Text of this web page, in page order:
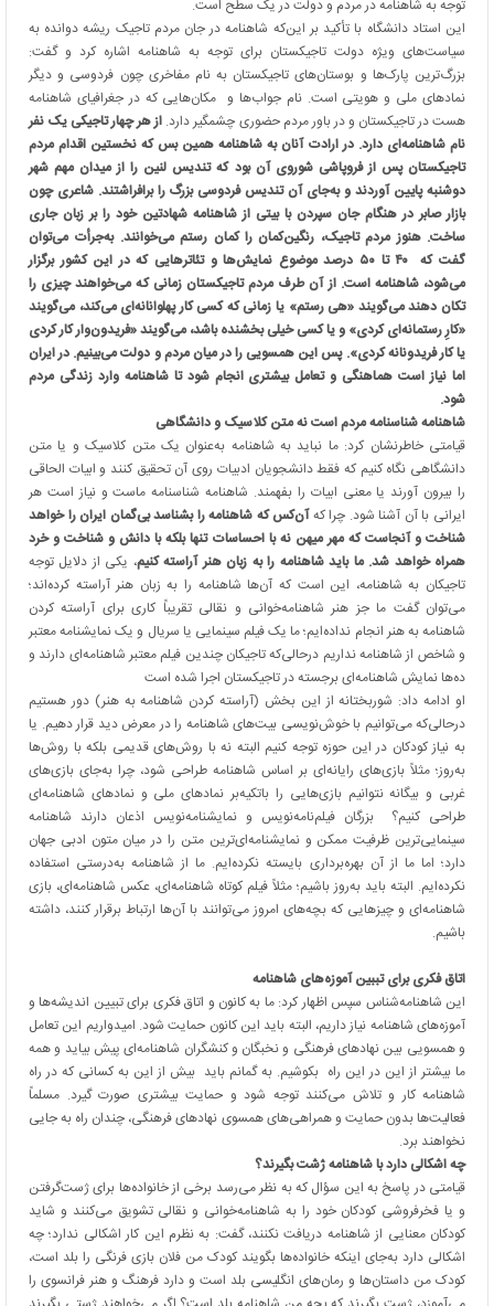
توجه به شاهنامه در مردم و دولت در یک سطح است.
این استاد دانشگاه با تأکید بر این‌که شاهنامه در جان مردم تاجیک ریشه دوانده به
سیاست‌های ویژه دولت تاجیکستان برای توجه به شاهنامه اشاره کرد و گفت:
بزرگ‌ترین پارک‌ها و بوستان‌های تاجیکستان به نام مفاخری چون فردوسی و دیگر
نمادهای ملی و هویتی است. نام جواب‌ها و مکان‌هایی که در جغرافیای شاهنامه
هست در تاجیکستان و در باور مردم حضوری چشمگیر دارد. از هر چهار تاجیکی یک نفر
نام شاهنامه‌ای دارد. در ارادت آنان به شاهنامه همین بس که نخستین اقدام مردم
تاجیکستان پس از فروپاشی شوروی آن بود که تندیس لنین را از میدان مهم شهر
دوشنبه پایین آوردند و به‌جای آن تندیس فردوسی بزرگ را برافراشتند. شاعری چون
بازار صابر در هنگام جان سپردن با بیتی از شاهنامه شهادتین خود را بر زبان جاری
ساخت. هنوز مردم تاجیک، رنگین‌کمان ‌را کمان رستم می‌خوانند. به‌جرأت می‌توان
گفت که ۴۰ تا ۵۰ درصد موضوع نمایش‌ها و تئاترهایی که در این کشور برگزار
می‌شود، شاهنامه است. از آن طرف مردم تاجیکستان زمانی که می‌خواهند چیزی را
تکان دهند می‌گویند «هی رستم» یا زمانی که کسی کار پهلوانانه‌ای می‌کند، می‌گویند
«کارِ رستمانه‌ای کردی» و یا کسی خیلی بخشنده باشد، می‌گویند «فریدون‌وار کار کردی
یا کار فریدونانه کردی». پس این همسویی را در میان مردم و دولت می‌بینیم. در ایران
اما نیاز است هماهنگی و تعامل بیشتری انجام شود تا شاهنامه وارد زندگی مردم
شود.
شاهنامه شناسنامه مردم است نه متن کلاسیک و دانشگاهی
قیامتی خاطرنشان کرد: ما نباید به شاهنامه به‌عنوان یک متن کلاسیک و یا متن
دانشگاهی نگاه کنیم که فقط دانشجویان ادبیات روی آن تحقیق کنند و ابیات الحاقی
را بیرون آورند یا معنی ابیات را بفهمند. شاهنامه شناسنامه ماست و نیاز است هر
ایرانی با آن آشنا شود. چرا کهآن‌کس که شاهنامه را بشناسد بی‌گمان ایران را خواهد
شناخت و آنجاست که مهر میهن نه با احساسات تنها بلکه با دانش و شناخت و خرد
همراه خواهد شد. ما باید شاهنامه را به زبان هنر آراسته کنیم، یکی از دلایل توجه
تاجیکان به شاهنامه، این است که آن‌ها شاهنامه را به زبان هنر آراسته کرده‌اند؛
می‌توان گفت ما جز هنر شاهنامه‌خوانی و نقالی تقریباً کاری برای آراسته کردن
شاهنامه به هنر انجام نداده‌ایم؛ ما یک فیلم سینمایی یا سریال و یک نمایشنامه معتبر
و شاخص از شاهنامه نداریم درحالی‌که تاجیکان چندین فیلم معتبر شاهنامه‌ای دارند و
ده‌ها نمایش شاهنامه‌ای برجسته در تاجیکستان اجرا شده است
او ادامه داد: شوربختانه از این بخش (آراسته کردن شاهنامه به هنر) دور هستیم
درحالی‌که می‌توانیم با خوش‌نویسی بیت‌های شاهنامه را در معرض دید قرار دهیم. یا
به نیاز کودکان در این حوزه توجه کنیم البته نه با روش‌های قدیمی بلکه با روش‌ها
به‌روز؛ مثلاً بازی‌های رایانه‌ای بر اساس شاهنامه طراحی شود، چرا به‌جای بازی‌های
غربی و بیگانه نتوانیم بازی‌هایی را باتکیه‌بر نمادهای ملی و نمادهای شاهنامه‌ای
طراحی کنیم؟ بزرگان فیلم‌نامه‌نویس و نمایشنامه‌نویس اذعان دارند شاهنامه
سینمایی‌ترین ظرفیت ممکن و نمایشنامه‌ای‌ترین متن را در میان متون ادبی جهان
دارد؛ اما ما از آن بهره‌برداری بایسته نکرده‌ایم. ما از شاهنامه به‌درستی استفاده
نکرده‌ایم. البته باید به‌روز باشیم؛ مثلاً فیلم کوتاه شاهنامه‌ای، عکس شاهنامه‌ای، بازی
شاهنامه‌ای و چیزهایی که بچه‌های امروز می‌توانند با آن‌ها ارتباط برقرار کنند، داشته
باشیم.
اتاق فکری برای تببین آموزه‌های شاهنامه
این شاهنامه‌شناس سپس اظهار کرد: ما به کانون و اتاق فکری برای تبیین اندیشه‌ها و
آموزه‌های شاهنامه نیاز داریم، البته باید این کانون حمایت شود. امیدواریم این تعامل
و همسویی بین نهادهای فرهنگی و نخبگان و کنشگران شاهنامه‌ای پیش بیاید و همه
ما بیشتر از این در این راه بکوشیم. به گمانم باید بیش از این به کسانی که در راه
شاهنامه کار و تلاش می‌کنند توجه شود و حمایت بیشتری صورت گیرد. مسلماً
فعالیت‌ها بدون حمایت و همراهی‌های همسوی نهادهای فرهنگی، چندان راه به جایی
نخواهند برد.
چه اشکالی دارد با شاهنامه ژشت بگیرند؟
قیامتی در پاسخ به این سؤال که به نظر می‌رسد برخی از خانواده‌ها برای ژست‌گرفتن
و یا فخرفروشی کودکان خود را به شاهنامه‌خوانی و نقالی تشویق می‌کنند و شاید
کودکان معنایی از شاهنامه دریافت نکنند، گفت: به نظرم این کار اشکالی ندارد؛ چه
اشکالی دارد به‌جای اینکه خانواده‌ها بگویند کودک من فلان بازی فرنگی را بلد است،
کودک من داستان‌ها و رمان‌های انگلیسی بلد است و دارد فرهنگ و هنر فرانسوی را